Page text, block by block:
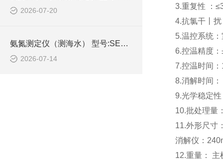
2026-07-20
氨氮测定仪（测海水） 型号:SE98-AD-2AH库号：M400863的技术介绍
2026-07-14
3.重复性 ：
4.抗氯干丨
5.温控系统
6.控温精度
7.控温时间
8.消解时间
9.光学稳定
10.批处理量
11.外形尺寸
消解仪：
12.重量： 主